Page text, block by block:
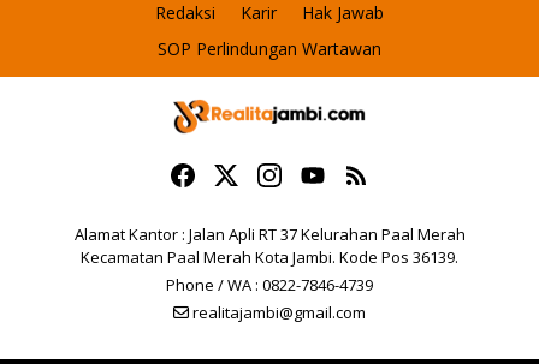
Redaksi
Karir
Hak Jawab
SOP Perlindungan Wartawan
Alamat Kantor : Jalan Apli RT 37 Kelurahan Paal Merah
Kecamatan Paal Merah Kota Jambi. Kode Pos 36139.
Phone / WA : 0822-7846-4739
realitajambi@gmail.com